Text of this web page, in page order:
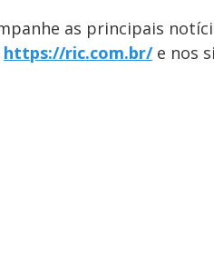
as principais
https://ric.com.br/e nos